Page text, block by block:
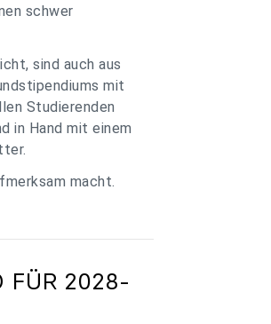
schwer
sind auch aus
mit
Studierenden
in Hand mit einem
macht.
FÜR 2028-